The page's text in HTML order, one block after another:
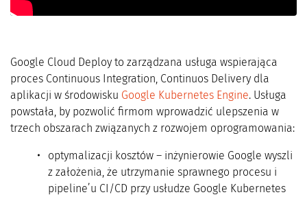
Google Cloud Deploy to zarządzana usługa wspierająca
proces Continuous Integration, Continuos Delivery dla
aplikacji w środowisku Google Kubernetes Engine. Usługa
powstała, by pozwolić firmom wprowadzić ulepszenia w
trzech obszarach związanych z rozwojem oprogramowania:
optymalizacji kosztów – inżynierowie Google wyszli
z założenia, że utrzymanie sprawnego procesu i
pipeline’u CI/CD przy usłudze Google Kubernetes